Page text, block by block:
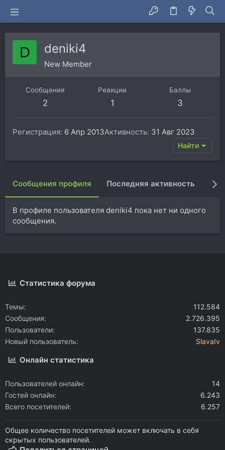
D deniki4
New Member
Сообщения
2
Реакции
1
Баллы
3
Регистрация 6 Апр 2013Активность 31 Авг 2023
Найти
Сообщения профиля Последняя активность
В профиле пользователя deniki4 пока нет ни одного
сообщения.
Статистика форума
Темы
112.584
Сообщения
2.726.395
Пользователи
137.835
Новый пользователь
SlavaIv
Онлайн статистика
Пользователей онлайн
14
Гостей онлайн
6.243
Всего посетителей
6.257
Общее количество посетителей может включать в себя
скрытых пользователей.